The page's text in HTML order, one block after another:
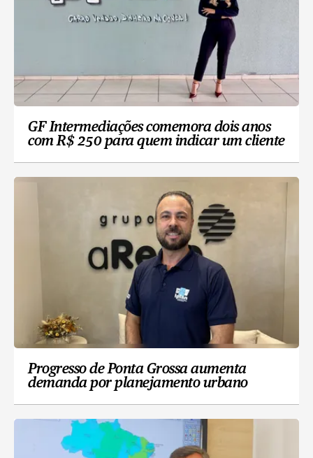
GF Intermediações comemora dois anos
com R$ 250 para quem indicar um cliente
Progresso de Ponta Grossa aumenta
demanda por planejamento urbano